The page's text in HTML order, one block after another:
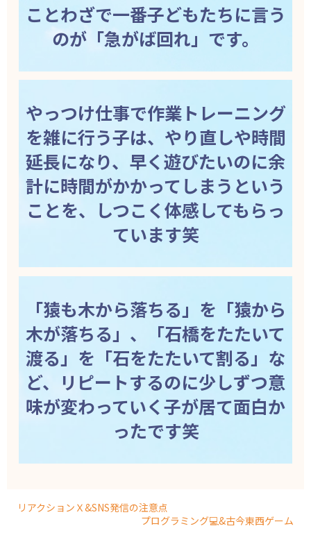
ことわざで一番子どもたちに言う
のが「急がば回れ」です。
やっつけ仕事で作業トレーニング
を雑に行う子は、やり直しや時間
延長になり、早く遊びたいのに余
計に時間がかかってしまうという
ことを、しつこく体感してもらっ
ています笑
「猿も木から落ちる」を「猿から
木が落ちる」、「石橋をたたいて
渡る」を「石をたたいて割る」な
ど、リピートするのに少しずつ意
味が変わっていく子が居て面白か
ったです笑
リアクションＸ&SNS発信の注意点
プログラミング💻&古今東西ゲーム